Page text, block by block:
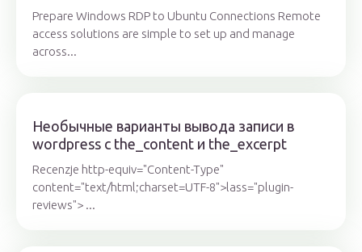
Prepare Windows RDP to Ubuntu Connections Remote
access solutions are simple to set up and manage
across...
Необычные варианты вывода записи в
wordpress с the_content и the_excerpt
Recenzje http-equiv="Content-Type"
content="text/html;charset=UTF-8">lass="plugin-
reviews"> ...